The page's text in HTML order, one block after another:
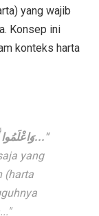
yang wajib
Konsep ini
konteks harta
"وَاعْلَمُوا أَنَّمَا غَنِمْتُم مِّن شَيْءٍ فَأَنَّ لِلَّهِ خُمُسَهُ..."
yang
(harta